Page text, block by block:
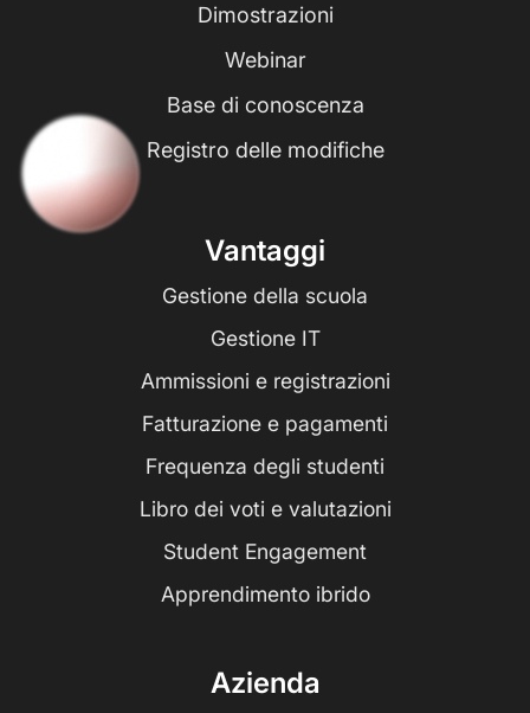
Dimostrazioni
Webinar
Base di conoscenza
Registro delle modifiche
Vantaggi
Gestione della scuola
Gestione IT
Ammissioni e registrazioni
Fatturazione e pagamenti
Frequenza degli studenti
Libro dei voti e valutazioni
Student Engagement
Apprendimento ibrido
Azienda